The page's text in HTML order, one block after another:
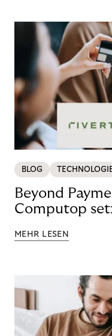
BLOG
Beyond
Computop
MEHR LESEN